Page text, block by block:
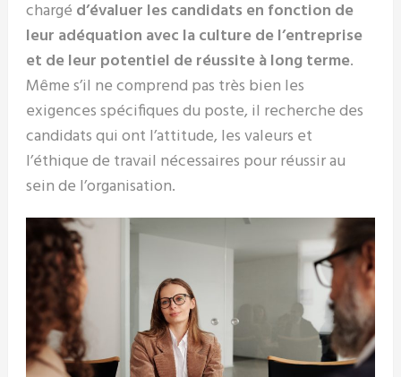
chargé d’évaluer les candidats en fonction de
leur adéquation avec la culture de l’entreprise
et de leur potentiel de réussite à long terme.
Même s’il ne comprend pas très bien les
exigences spécifiques du poste, il recherche des
candidats qui ont l’attitude, les valeurs et
l’éthique de travail nécessaires pour réussir au
sein de l’organisation.